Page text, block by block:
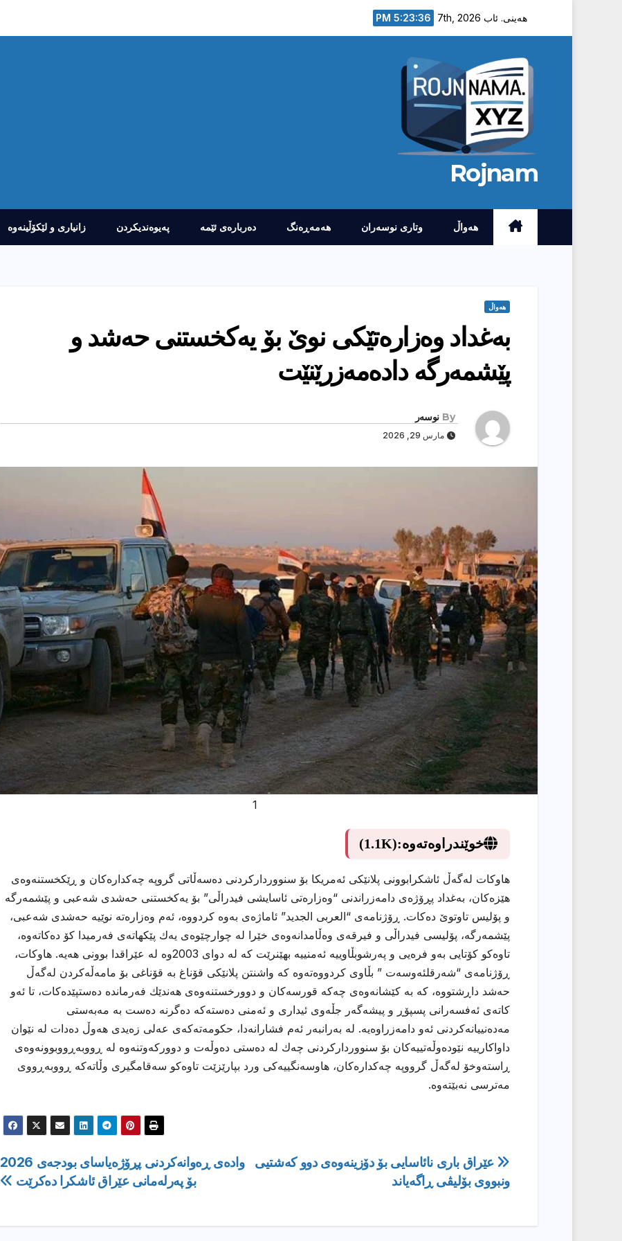
هەینی. ئاب 7th, 2026 5:23:37 PM
Rojnam
هەواڵ وتارى نوسەران هەمەڕەنگ دەربارەى ئێمە پەیوەندیکردن زانیارى و لێکۆڵینەوە
هەواڵ
بەغداد وەزارەتێكی نوێ بۆ یەكخستنی حەشد و
پێشمەرگە دادەمەزرێنێت
By نوسەر
مارس 29, 2026
1
خوێندراوەتەوە:(1.1K)
هاوكات لەگەڵ ئاشكرابوونی پلانێكی ئەمریكا بۆ سنوورداركردنی دەسەڵاتی گروپە چەكدارەكان و ڕێكخستنەوەی
هێزەكان، بەغداد پڕۆژەی دامەزراندنی “وەزارەتی ئاسایشی فیدراڵی” بۆ یەكخستنی حەشدی شەعبی و پێشمەرگە
و پۆلیس تاوتوێ دەكات. ڕۆژنامەی “العربی الجدید” ئاماژەی بەوە كردووە، ئەم وەزارەتە نوێیە حەشدی شەعبی،
پێشمەرگە، پۆلیسی فیدراڵی و فیرقەی وەڵامدانەوەی خێرا لە چوارچێوەی یەك پێكهاتەی فەرمیدا كۆ دەكاتەوە،
تاوەكو كۆتایی بەو فرەیی و پەرشوبڵاوییە ئەمنییە بهێنرێت كە لە دوای 2003وە لە عێراقدا بوونی هەیە. هاوكات،
ڕۆژنامەی “شەرقلئەوسەت ” بڵاوی كردووەتەوە كە واشنتن پلانێكی قۆناغ بە قۆناغی بۆ مامەڵەكردن لەگەڵ
حەشد داڕشتووە، كە بە كێشانەوەی چەكە قورسەكان و دوورخستنەوەی هەندێك فەرماندە دەستپێدەكات، تا ئەو
كاتەی ئەفسەرانی پسپۆڕ و پیشەگەر جڵەوی ئیداری و ئەمنی دەستەكە دەگرنە دەست بە مەبەستی
مەدەنییانەكردنی ئەو دامەزراوەیە. لە بەرانبەر ئەم فشارانەدا، حكومەتەكەی عەلی زەیدی هەوڵ دەدات لە نێوان
داواكارییە نێودەوڵەتییەكان بۆ سنوورداركردنی چەك لە دەستی دەوڵەت و دووركەوتنەوە لە ڕووبەڕووبوونەوەی
ڕاستەوخۆ لەگەڵ گرووپە چەكدارەكان، هاوسەنگییەكی ورد بپارێزێت تاوەكو سەقامگیری وڵاتەكە ڕووبەڕووی
مەترسی نەبێتەوە.
ڕێدۆزیی
بابەت
وادەی ڕەوانەكردنی پڕۆژەیاسای بودجەی 2026
بۆ پەرلەمانى عێراق ئاشكرا دەكرێت
عێراق باری نائاسایی بۆ دۆزینەوەی دوو كەشتیی
ونبووی بۆلیڤی ڕاگەیاند